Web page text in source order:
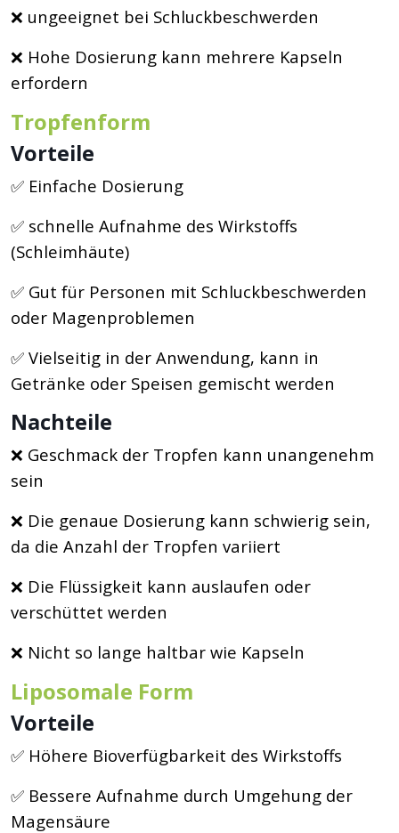
❌ ungeeignet bei Schluckbeschwerden
❌ Hohe Dosierung kann mehrere Kapseln
erfordern
Tropfenform
Vorteile
✅ Einfache Dosierung
✅ schnelle Aufnahme des Wirkstoffs
(Schleimhäute)
✅ Gut für Personen mit Schluckbeschwerden
oder Magenproblemen
✅ Vielseitig in der Anwendung, kann in
Getränke oder Speisen gemischt werden
Nachteile
❌ Geschmack der Tropfen kann unangenehm
sein
❌ Die genaue Dosierung kann schwierig sein,
da die Anzahl der Tropfen variiert
❌ Die Flüssigkeit kann auslaufen oder
verschüttet werden
❌ Nicht so lange haltbar wie Kapseln
Liposomale Form
Vorteile
✅ Höhere Bioverfügbarkeit des Wirkstoffs
✅ Bessere Aufnahme durch Umgehung der
Magensäure